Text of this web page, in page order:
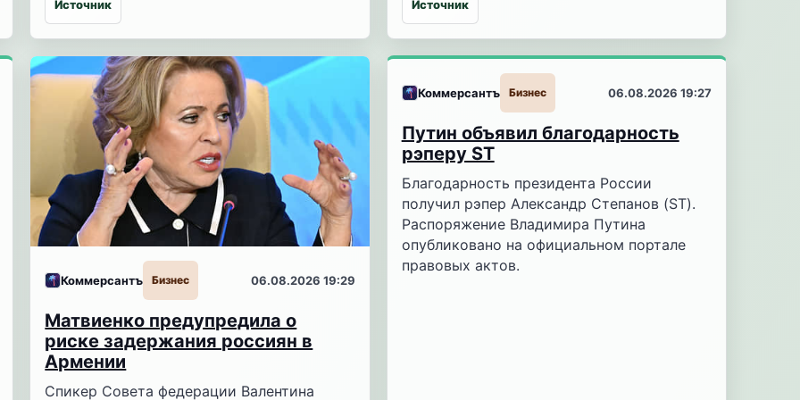
Источник Источник
Коммерсантъ Бизнес 06.08.2026 19:29
Матвиенко предупредила о
риске задержания россиян в
Армении
Спикер Совета федерации Валентина
Коммерсантъ Бизнес 06.08.2026 19:27
Путин объявил благодарность
рэперу ST
Благодарность президента России
получил рэпер Александр Степанов (ST).
Распоряжение Владимира Путина
опубликовано на официальном портале
правовых актов.